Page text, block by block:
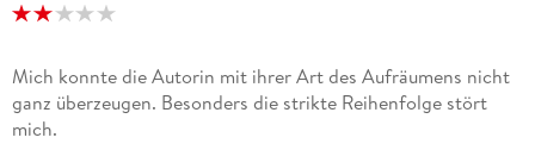
Mich konnte die Autorin mit ihrer Art des Aufräumens nicht
ganz überzeugen. Besonders die strikte Reihenfolge stört
mich.